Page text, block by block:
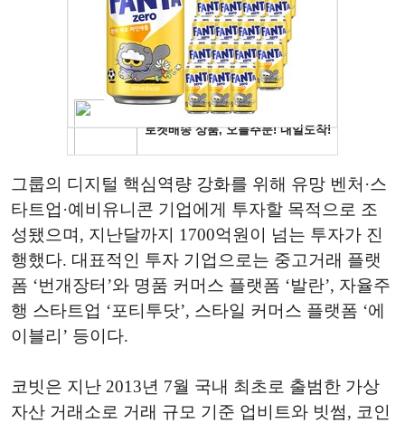
그룹의 디지털 핵심역량 강화를 위해 유망 벤처·스
타트업·예비유니콘 기업에게 투자할 목적으로 조
성됐으며, 지난달까지 1700억원이 넘는 투자가 진
행했다. 대표적인 투자 기업으로는 중고거래 플랫
폼 ‘번개장터’와 명품 커머스 플랫폼 ‘발란’, 자율주
행 스타트업 ‘포티투닷’, 스타일 커머스 플랫폼 ‘에
이블리’ 등이다.
코빗은 지난 2013년 7월 국내 최초로 출범한 가상
자산 거래소로 거래 규모 기준 업비트와 빗썸, 코인